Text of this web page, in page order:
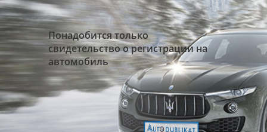
Понадобится только
свидетельство о регистрации на
автомобиль